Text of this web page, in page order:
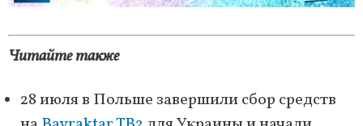
Читайте также
28 июля в Польше завершили сбор средств